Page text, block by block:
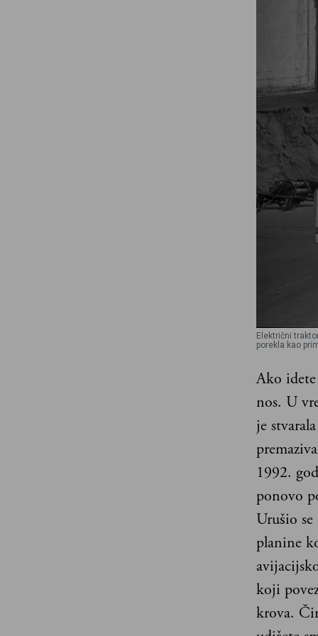
Električni
porekla kao
Ako
nos. U
je
1992.
ponovo
Urušio
planine
koji
krova.